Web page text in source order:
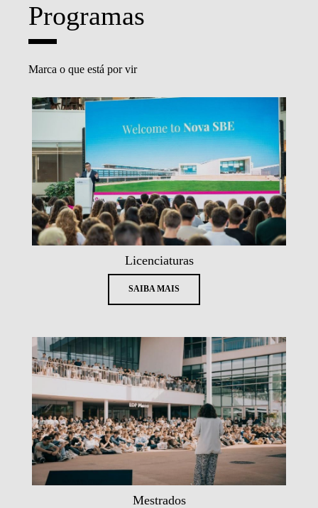
Programas
Marca o que está por vir
Licenciaturas
SAIBA MAIS
Mestrados